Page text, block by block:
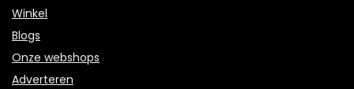
Winkel
Blogs
Onze webshops
Adverteren